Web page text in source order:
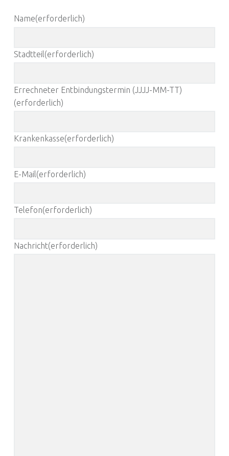
Name(erforderlich)
Stadtteil(erforderlich)
Errechneter Entbindungstermin (JJJJ-MM-TT)
(erforderlich)
Krankenkasse(erforderlich)
E-Mail(erforderlich)
Telefon(erforderlich)
Nachricht(erforderlich)